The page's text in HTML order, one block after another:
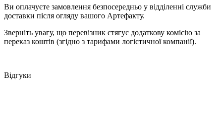
Ви оплачуєте замовлення безпосередньо у відділенні служби
доставки після огляду вашого Артефакту.
Зверніть увагу, що перевізник стягує додаткову комісію за
переказ коштів (згідно з тарифами логістичної компанії).
Відгуки